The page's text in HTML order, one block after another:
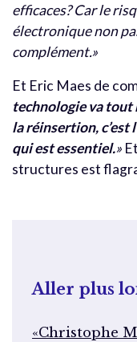
efficaces? Car le
électronique non
complément.»
Et Eric Maes de
technologie va tout
la réinsertion, c’est
qui est essentiel.»
structures est
Aller plus
«Christophe